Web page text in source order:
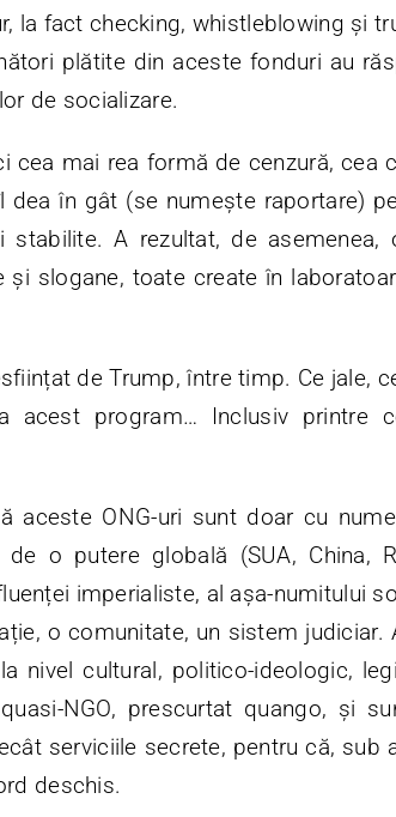
la fact checking, whistleblowing și
plătite din aceste fonduri au
de socializare.
cea mai rea formă de cenzură, cea
dea în gât (se numește raportare)
stabilite. A rezultat, de
și slogane, toate create în
de Trump, între timp. Ce jale,
acest program… Inclusiv printre
aceste ONG-uri sunt doar cu
de o putere globală (SUA, China,
imperialiste, al așa-numitului
o comunitate, un sistem
nivel cultural, politico-ideologic,
NGO, prescurtat quango, și
serviciile secrete, pentru că, sub
deschis.